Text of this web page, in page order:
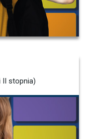
II stopnia)